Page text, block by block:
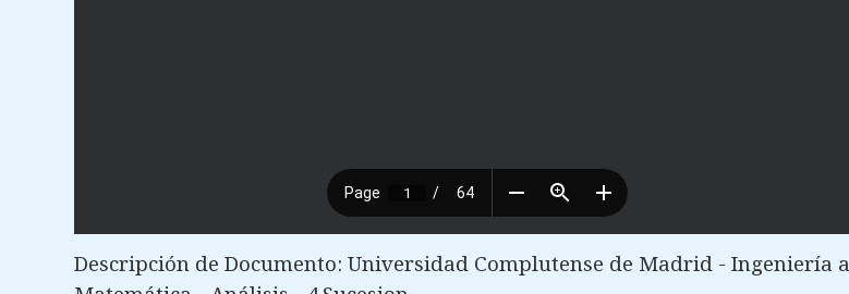
Descripción de Documento: Universidad Complutense de Madrid - Ingeniería a